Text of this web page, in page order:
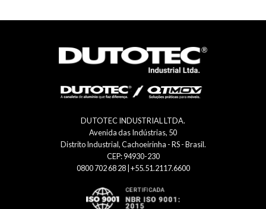
DUTOTEC INDUSTRIAL LTDA.
Avenida das Indústrias, 50
Distrito Industrial, Cachoeirinha - RS - Brasil.
CEP: 94930-230
0800 702 68 28 | +55.51.2117.6600